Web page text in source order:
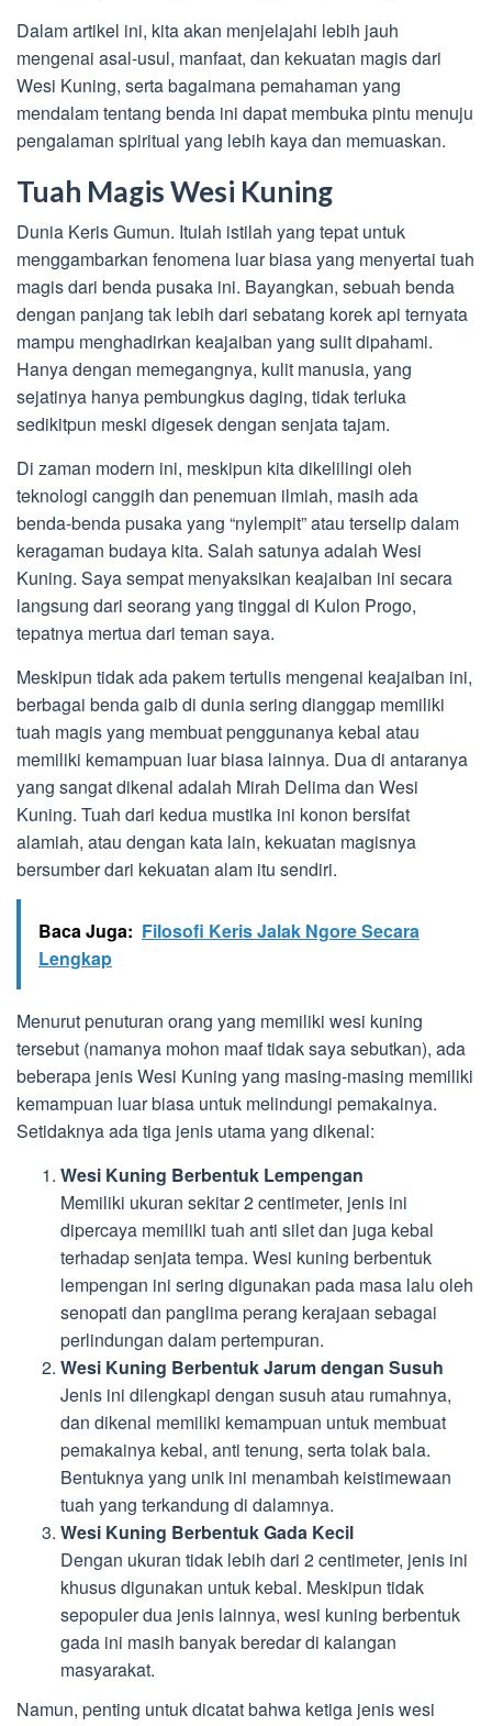
Dalam artikel ini, kita akan menjelajahi lebih jauh
mengenai asal-usul, manfaat, dan kekuatan magis dari
Wesi Kuning, serta bagaimana pemahaman yang
mendalam tentang benda ini dapat membuka pintu menuju
pengalaman spiritual yang lebih kaya dan memuaskan.
Tuah Magis Wesi Kuning
Dunia Keris Gumun. Itulah istilah yang tepat untuk
menggambarkan fenomena luar biasa yang menyertai tuah
magis dari benda pusaka ini. Bayangkan, sebuah benda
dengan panjang tak lebih dari sebatang korek api ternyata
mampu menghadirkan keajaiban yang sulit dipahami.
Hanya dengan memegangnya, kulit manusia, yang
sejatinya hanya pembungkus daging, tidak terluka
sedikitpun meski digesek dengan senjata tajam.
Di zaman modern ini, meskipun kita dikelilingi oleh
teknologi canggih dan penemuan ilmiah, masih ada
benda-benda pusaka yang “nylempit” atau terselip dalam
keragaman budaya kita. Salah satunya adalah Wesi
Kuning. Saya sempat menyaksikan keajaiban ini secara
langsung dari seorang yang tinggal di Kulon Progo,
tepatnya mertua dari teman saya.
Meskipun tidak ada pakem tertulis mengenai keajaiban ini,
berbagai benda gaib di dunia sering dianggap memiliki
tuah magis yang membuat penggunanya kebal atau
memiliki kemampuan luar biasa lainnya. Dua di antaranya
yang sangat dikenal adalah Mirah Delima dan Wesi
Kuning. Tuah dari kedua mustika ini konon bersifat
alamiah, atau dengan kata lain, kekuatan magisnya
bersumber dari kekuatan alam itu sendiri.
Baca Juga: Filosofi Keris Jalak Ngore Secara
Lengkap
Menurut penuturan orang yang memiliki wesi kuning
tersebut (namanya mohon maaf tidak saya sebutkan), ada
beberapa jenis Wesi Kuning yang masing-masing memiliki
kemampuan luar biasa untuk melindungi pemakainya.
Setidaknya ada tiga jenis utama yang dikenal:
Wesi Kuning Berbentuk Lempengan
Memiliki ukuran sekitar 2 centimeter, jenis ini
dipercaya memiliki tuah anti silet dan juga kebal
terhadap senjata tempa. Wesi kuning berbentuk
lempengan ini sering digunakan pada masa lalu oleh
senopati dan panglima perang kerajaan sebagai
perlindungan dalam pertempuran.
Wesi Kuning Berbentuk Jarum dengan Susuh
Jenis ini dilengkapi dengan susuh atau rumahnya,
dan dikenal memiliki kemampuan untuk membuat
pemakainya kebal, anti tenung, serta tolak bala.
Bentuknya yang unik ini menambah keistimewaan
tuah yang terkandung di dalamnya.
Wesi Kuning Berbentuk Gada Kecil
Dengan ukuran tidak lebih dari 2 centimeter, jenis ini
khusus digunakan untuk kebal. Meskipun tidak
sepopuler dua jenis lainnya, wesi kuning berbentuk
gada ini masih banyak beredar di kalangan
masyarakat.
Namun, penting untuk dicatat bahwa ketiga jenis wesi